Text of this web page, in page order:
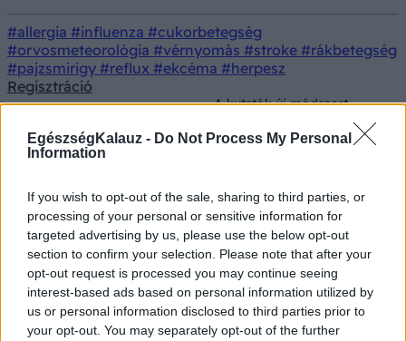
EgészségKalauz - Do Not Process My Personal
Information
If you wish to opt-out of the sale, sharing to third parties, or
processing of your personal or sensitive information for
targeted advertising by us, please use the below opt-out
section to confirm your selection. Please note that after your
opt-out request is processed you may continue seeing
interest-based ads based on personal information utilized by
us or personal information disclosed to third parties prior to
your opt-out. You may separately opt-out of the further
#allergia #influenza #cukorbetegség
#orvosmeteorológia #vérnyomás #stroke #rákbetegség
#pajzsmirigy #reflux #ekcéma #herpesz
Regisztráció
kutatások
A kutatók új módszert
„halott” szíveket a testen
A kutatók új módszert találtak
arra, hogy a „halott” szíveket a
testen kívül is életre keltsék